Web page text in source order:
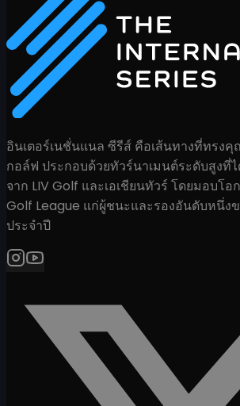
อินเตอร์เนชั่นแนล ซีรีส์ คือเส้นทางที่ทรง
กอล์ฟ ประกอบด้วยทัวร์นาเมนต์ระดับสูงที่
จาก LIV Golf และเอเชียนทัวร์ โดยมอบโอ
Golf League แก่ผู้ชนะและรองอันดับหนึ่ง
ประจำปี